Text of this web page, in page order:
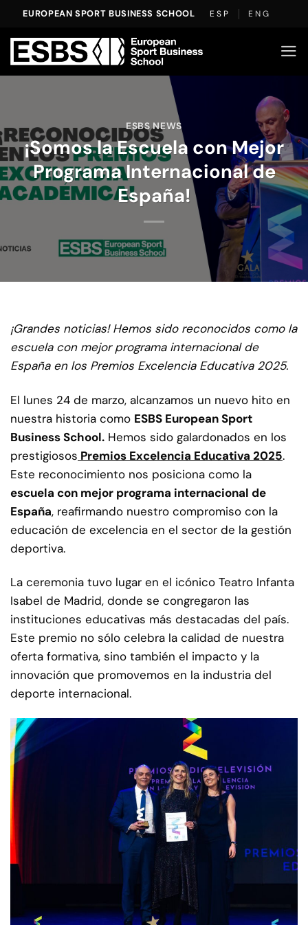
Saltar
contenido
EUROPEAN SPORT BUSINESS SCHOOL ESP ENG
ESBS NEWS
¡Somos la Escuela con Mejor
Programa Internacional de
España!
¡Grandes noticias! Hemos sido reconocidos como la
escuela con mejor programa internacional de
España en los Premios Excelencia Educativa 2025.
El lunes 24 de marzo, alcanzamos un nuevo hito en
nuestra historia como ESBS European Sport
Business School. Hemos sido galardonados en los
prestigiosos Premios Excelencia Educativa 2025.
Este reconocimiento nos posiciona como la
escuela con mejor programa internacional de
España, reafirmando nuestro compromiso con la
educación de excelencia en el sector de la gestión
deportiva.
La ceremonia tuvo lugar en el icónico Teatro Infanta
Isabel de Madrid, donde se congregaron las
instituciones educativas más destacadas del país.
Este premio no sólo celebra la calidad de nuestra
oferta formativa, sino también el impacto y la
innovación que promovemos en la industria del
deporte internacional.